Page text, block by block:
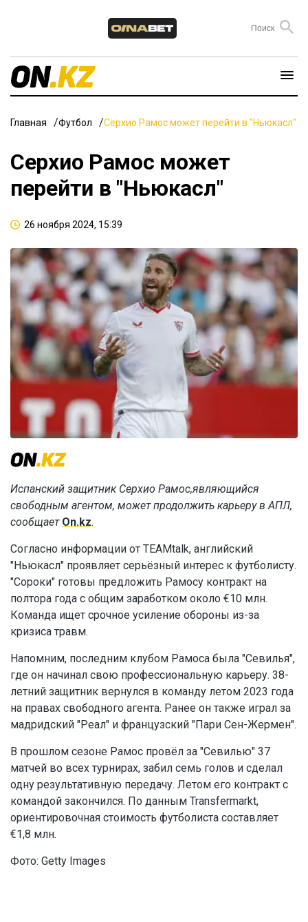
Главная Футбол Серхио Рамос может перейти в "Ньюкасл"
Серхио Рамос может
перейти в "Ньюкасл"
26 ноября 2024, 15:39
Испанский защитник Серхио Рамос,являющийся
свободным агентом, может продолжить карьеру в АПЛ,
сообщает On.kz.
Согласно информации от TEAMtalk, английский
"Ньюкасл" проявляет серьёзный интерес к футболисту.
"Сороки" готовы предложить Рамосу контракт на
полтора года с общим заработком около €10 млн.
Команда ищет срочное усиление обороны из-за
кризиса травм.
Напомним, последним клубом Рамоса была "Севилья",
где он начинал свою профессиональную карьеру. 38-
летний защитник вернулся в команду летом 2023 года
на правах свободного агента. Ранее он также играл за
мадридский "Реал" и французский "Пари Сен-Жермен".
В прошлом сезоне Рамос провёл за "Севилью" 37
матчей во всех турнирах, забил семь голов и сделал
одну результативную передачу. Летом его контракт с
командой закончился. По данным Transfermarkt,
ориентировочная стоимость футболиста составляет
€1,8 млн.
Фото: Getty Images